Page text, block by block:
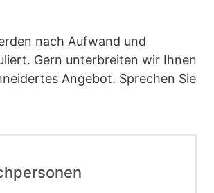
nach Aufwand und
Gern unterbreiten wir Ihnen
Angebot. Sprechen Sie